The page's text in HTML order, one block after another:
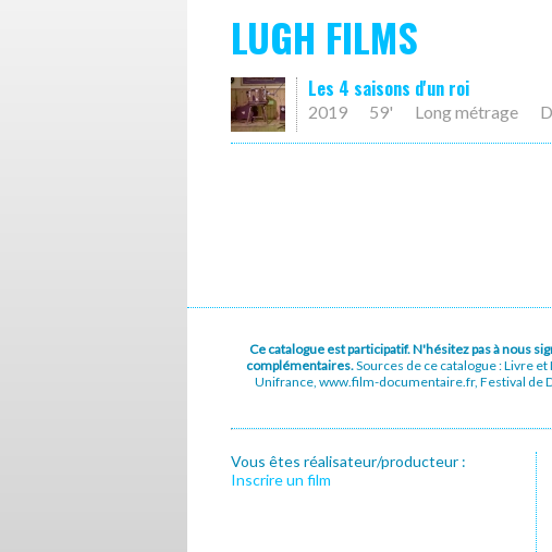
LUGH FILMS
Les 4 saisons d'un roi
2019 59' Long métrage
Ce catalogue est participatif. N'hésitez pas à nous
complémentaires.Sources de ce catalogue : Livre
Unifrance, www.film-documentaire.fr, Festival de
Vous êtes réalisateur/producteur :
Inscrire un film